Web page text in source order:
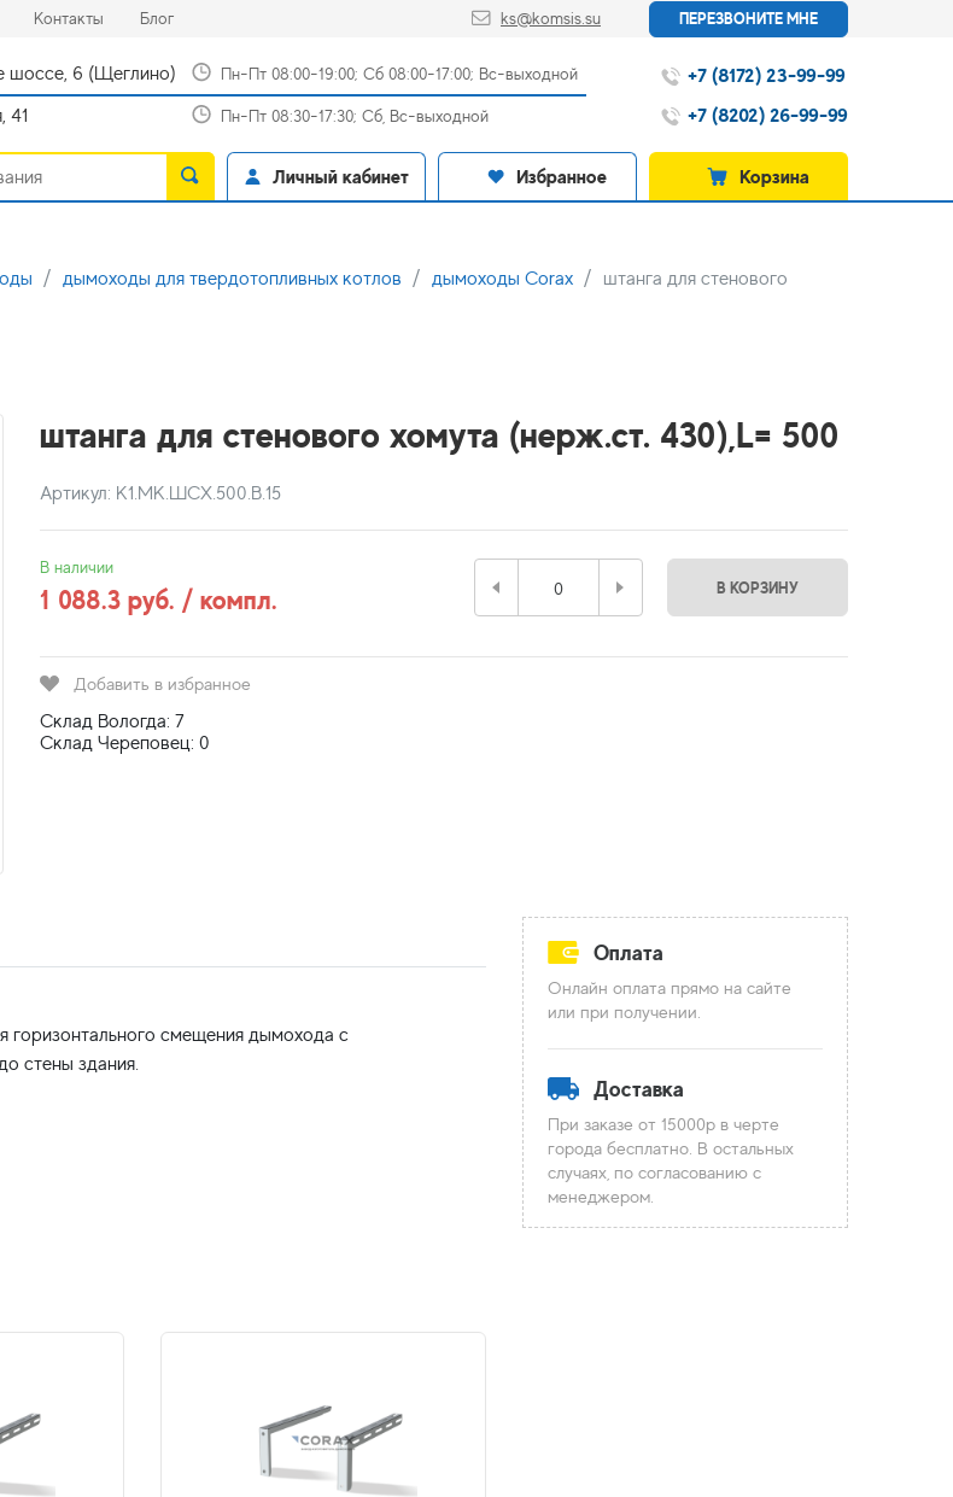
Контакты(current)
Блог(current) ks@komsis.su ПЕРЕЗВОНИТЕ МНЕ
шоссе, 6 (Щеглино) Пн-Пт 08:00-19:00; Сб 08:00-17:00; Вс-выходной
41 Пн-Пт 08:30-17:30; Сб, Вс-выходной
+7 (8172) 23-99-99
+7 (8202) 26-99-99
Личный кабинет Избранное Корзина
дымоходы для твердотопливных котлов дымоходы Corax
штанга для стенового
штанга для стенового хомута (нерж.ст. 430),L= 500
Артикул: К1.МК.ШСХ.500.В.15
В наличии
1 088.3 руб. / компл. В КОРЗИНУ
Добавить в избранное
Склад Вологда: 7
Склад Череповец: 0
горизонтального смещения дымохода с
Оплата
Онлайн оплата прямо на сайте
или при получении.
Доставка
При заказе от 15000р в черте
города бесплатно. В остальных
случаях, по согласованию с
менеджером.